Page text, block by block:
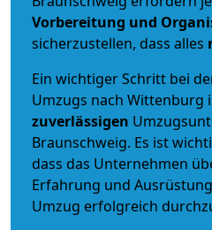
Vorbereitung und
sicherzustellen, dass alles
Ein wichtiger Schritt bei
Umzugs nach Wittenburg
zuverlässigen
Braunschweig. Es ist
dass das Unternehmen
Erfahrung und
Umzug erfolgreich